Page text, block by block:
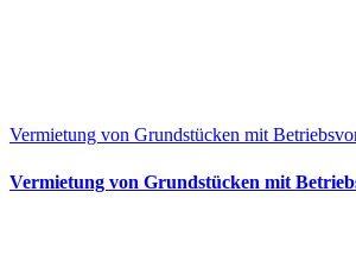
Vermietung von Grundstücken mit
Vermietung von Grundstücken mit